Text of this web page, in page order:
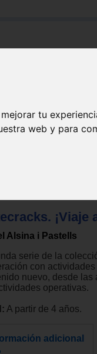
tu
web y para
Alsina i Pastells
serie de la
con
nuevo, desde
operativas.
A partir de 4 años.
adicional